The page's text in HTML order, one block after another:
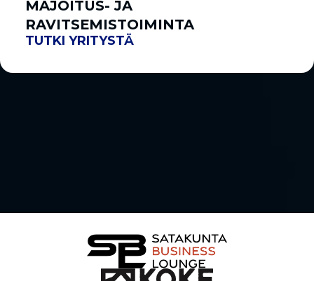
MAJOITUS- JA
RAVITSEMISTOIMINTA
TUTKI YRITYSTÄ